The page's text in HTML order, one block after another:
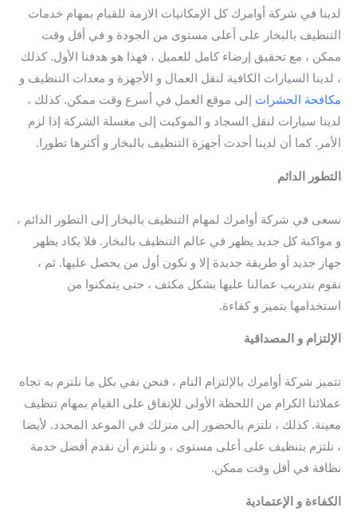
لدينا في شركة أوامرك كل الإمكانيات الازمة للقيام بمهام خدمات
التنظيف بالبخار على أعلى مستوى من الجودة و في أقل وقت
ممكن ، مع تحقيق إرضاء كامل للعميل ، فهذا هو هدفنا الأول. كذلك
، لدينا السيارات الكافية لنقل العمال و الأجهزة و معدات التنظيف و
مكافحة الحشرات إلى موقع العمل في أسرع وقت ممكن. كذلك ،
لدينا سيارات لنقل السجاد و الموكيت إلى مغسلة الشركة إذا لزم
الأمر. كما أن لدينا أحدث أجهزة التنظيف بالبخار و أكثرها تطورا.
التطور الدائم
نسعى في شركة أوامرك لمهام التنظيف بالبخار إلى التطور الدائم ،
و مواكبة كل جديد يظهر في عالم التنظيف بالبخار. فلا يكاد يظهر
جهاز جديد أو طريقة جديدة إلا و نكون أول من يحصل عليها. ثم ،
نقوم بتدريب عمالنا عليها بشكل مكثف ، حتى يتمكنوا من
استخدامها بتميز و كفاءة.
الإلتزام و المصداقية
تتميز شركة أوامرك بالإلتزام التام ، فنحن نفي بكل ما نلتزم به تجاه
عملائنا الكرام من اللحظة الأولى للإتفاق على القيام بمهام تنظيف
معينة. كذلك ، نلتزم بالحضور إلى منزلك في الموعد المحدد. لأيضا
، نلتزم بتنظيف على أعلى مستوى ، و نلتزم أن نقدم أفضل خدمة
نظافة في أقل وقت ممكن.
الكفاءة و الإعتمادية